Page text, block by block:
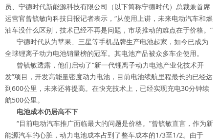
员、宁德时代新能源科技有限公司（以下简称宁德时代）总裁兼首席
运营官曾毓敏向科技日报记者表示，“从使用上讲，未来电动汽车和燃
油车没什么区别，技术已经不再是问题，市场推动的难点在于价格。”
宁德时代从为苹果、三星等手机品牌生产电池起家，如今已成为
全球锂离子动力电池销量榜的冠军。其电池产品被众多车企使用。
曾毓敏透露，他们启动了“新一代锂离子动力电池产业化技术开
发”项目，开发高能量密度动力电池，目前电池续航里程最长的已经达
到600公里，未来还将提高。在快充技术上，已经实现充电30分钟续
航500公里。
电池成本仍居高不下
“目前电动汽车推广面临最大的问题是价格。”曾毓敏直言，作为新
能源汽车的心脏，动力电池成本占到了整车成本的1/3至1/2。由于